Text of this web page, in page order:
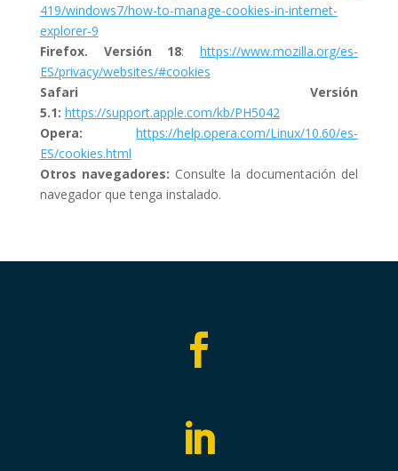
419/windows7/how-to-manage-cookies-in-internet-
explorer-9
Firefox. Versión 18:https://www.mozilla.org/es-
ES/privacy/websites/#cookies
Safari Versión
5.1: https://support.apple.com/kb/PH5042
Opera:https://help.opera.com/Linux/10.60/es-
ES/cookies.html
Otros navegadores: Consulte la documentación del
navegador que tenga instalado.

